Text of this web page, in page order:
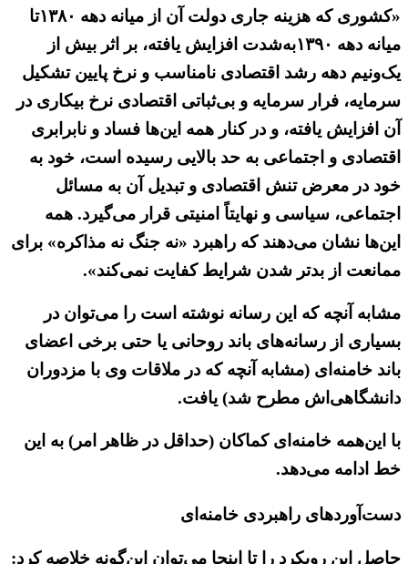
«کشوری که هزینه جاری دولت آن از میانه دهه ۱۳۸۰تا
میانه دهه ۱۳۹۰به‌شدت افزایش یافته، بر اثر بیش از
یک‌ونیم دهه رشد اقتصادی نامناسب و نرخ پایین تشکیل
سرمایه، فرار سرمایه و بی‌ثباتی اقتصادی نرخ بیکاری در
آن افزایش یافته، و در کنار همه این‌ها فساد و نابرابری
اقتصادی و اجتماعی به حد بالایی رسیده است، خود به
خود در معرض تنش اقتصادی و تبدیل آن به مسائل
اجتماعی، سیاسی و نهایتاً امنیتی قرار می‌گیرد. همه
این‌ها نشان می‌دهند که راهبرد «نه جنگ نه مذاکره» برای
ممانعت از بدتر شدن شرایط کفایت نمی‌کند».
مشابه آنچه که این رسانه نوشته است را می‌توان در
بسیاری از رسانه‌های باند روحانی یا حتی برخی اعضای
باند خامنه‌ای (مشابه آنچه که در ملاقات وی با مزدوران
دانشگاهی‌اش مطرح شد) یافت.
با این‌همه خامنه‌ای کماکان (حداقل در ظاهر امر) به این
خط ادامه می‌دهد.
دست‌آوردهای راهبردی خامنه‌ای
حاصل این رویکرد را تا اینجا می‌توان این‌گونه خلاصه کرد: